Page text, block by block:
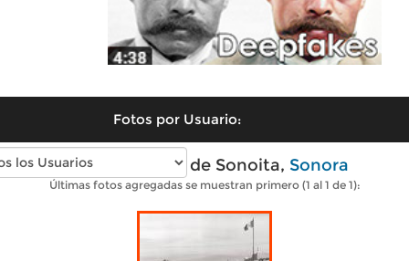
Fotos por Usuario:
Fotos antiguas de Sonoita, Sonora
Últimas fotos agregadas se muestran primero (1 al 1 de 1):